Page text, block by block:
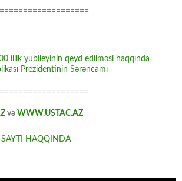
illik yubileyinin qeyd edilməsi haqqında
Prezidentinin Sərəncamı
və WWW.USTAC.AZ
SAYTI HAQQINDA